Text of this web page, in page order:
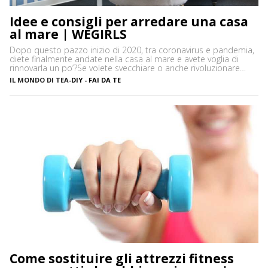
Idee e consigli per arredare una casa
al mare | WEGIRLS
Dopo questo pazzo inizio di 2020, tra coronavirus e pandemia,
diete finalmente andate nella casa al mare e avete voglia di
rinnovarla un po’?Se volete svecchiare o anche rivoluzionare
casa vostra – così come arredare dall’inizio le vostre stanze –
ma non sapete bene che stile di arredamento dargli, niente
IL MONDO DI TEA-DIY - FAI DA TE
Come sostituire gli attrezzi fitness